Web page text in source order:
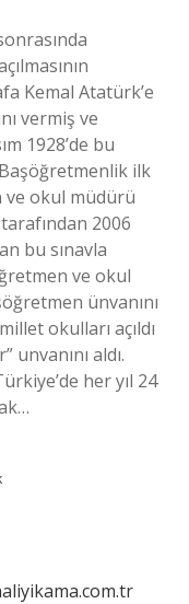
Kemal Atatürk’e
vermiş ve
1928’de bu
ilk
ve okul müdürü
tarafından 2006
bu sınavla
ve okul
ünvanını
okulları açıldı
aldı.
her yıl 24